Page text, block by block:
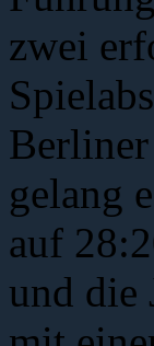
zwei
gelang
auf
und die